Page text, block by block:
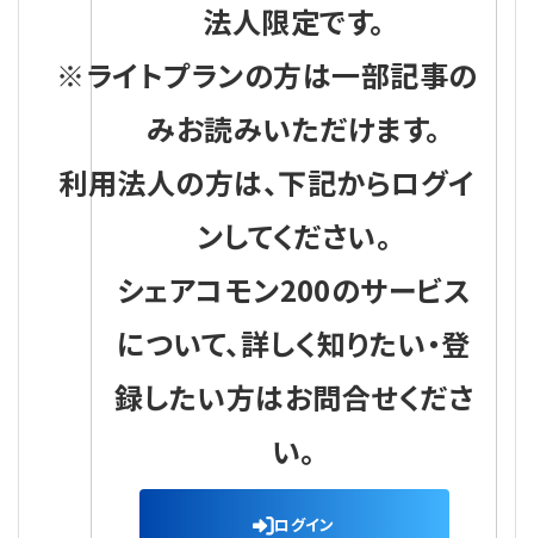
法人限定です。
※ライトプランの方は一部記事の
みお読みいただけます。
利用法人の方は、下記からログイ
ンしてください。
シェアコモン200のサービス
について、詳しく知りたい・登
録したい方はお問合せくださ
い。
ログイン